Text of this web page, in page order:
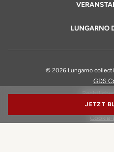
JETZT
LUNGARNO
© 2026 Lungarno
GDS